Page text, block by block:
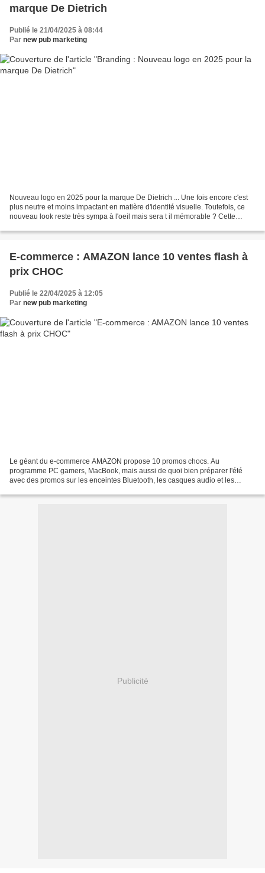
marque De Dietrich
Publié le 21/04/2025 à 08:44
Par new pub marketing
Nouveau logo en 2025 pour la marque De Dietrich ... Une fois encore c'est
plus neutre et moins impactant en matière d'identité visuelle. Toutefois, ce
nouveau look reste très sympa à l'oeil mais sera t il mémorable ? Cette
E-commerce : AMAZON lance 10 ventes flash à
prix CHOC
Publié le 22/04/2025 à 12:05
Par new pub marketing
Le géant du e-commerce AMAZON propose 10 promos chocs. Au
programme PC gamers, MacBook, mais aussi de quoi bien préparer l'été
avec des promos sur les enceintes Bluetooth, les casques audio et les
Publicité